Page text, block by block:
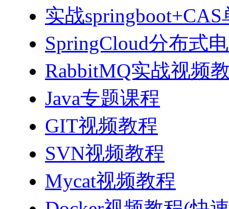
实战
SpringCloud分布式
RabbitMQ实战视频
Java专题课程
GIT视频教程
SVN视频教程
Mycat视频教程